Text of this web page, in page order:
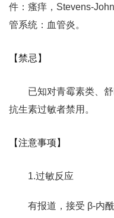
件：瘙痒，Stevens-
管系统：血管炎。
【禁忌】
已知对青霉素类、
抗生素过敏者禁用。
【注意事项】
1.过敏反应
有报道，接受 β-内